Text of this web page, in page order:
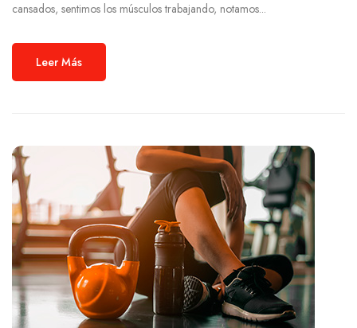
cansados, sentimos los músculos trabajando, notamos...
Leer Más